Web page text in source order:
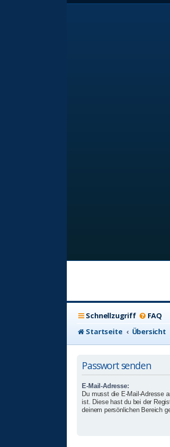
Schnellzugriff FAQ
Startseite
Übersicht
Passwort senden
E-Mail-Adresse:
Du musst die E-Mail-Adresse
ist. Diese hast du bei der
deinem persönlichen Bereich